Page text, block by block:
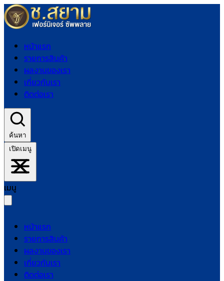
หน้าแรก
รายการสินค้า
ผลงานของเรา
เกี่ยวกับเรา
ติดต่อเรา
ค้นหา
เปิดเมนู
เมนู
หน้าแรก
รายการสินค้า
ผลงานของเรา
เกี่ยวกับเรา
ติดต่อเรา